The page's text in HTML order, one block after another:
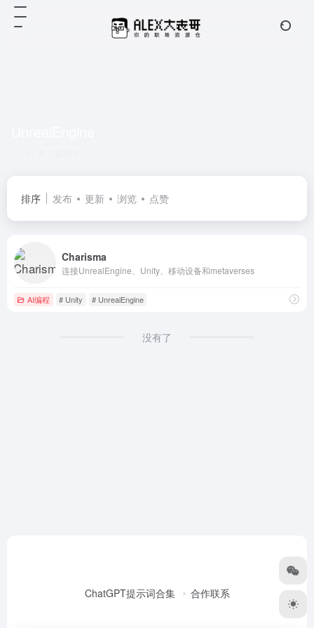
排序 发布 更新 浏览 点赞
Charisma
连接UnrealEngine、Unity、移动设备和metaverses
AI编程 # Unity # UnrealEngine
没有了
ChatGPT提示词合集 合作联系